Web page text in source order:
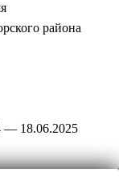
района
— 18.06.2025